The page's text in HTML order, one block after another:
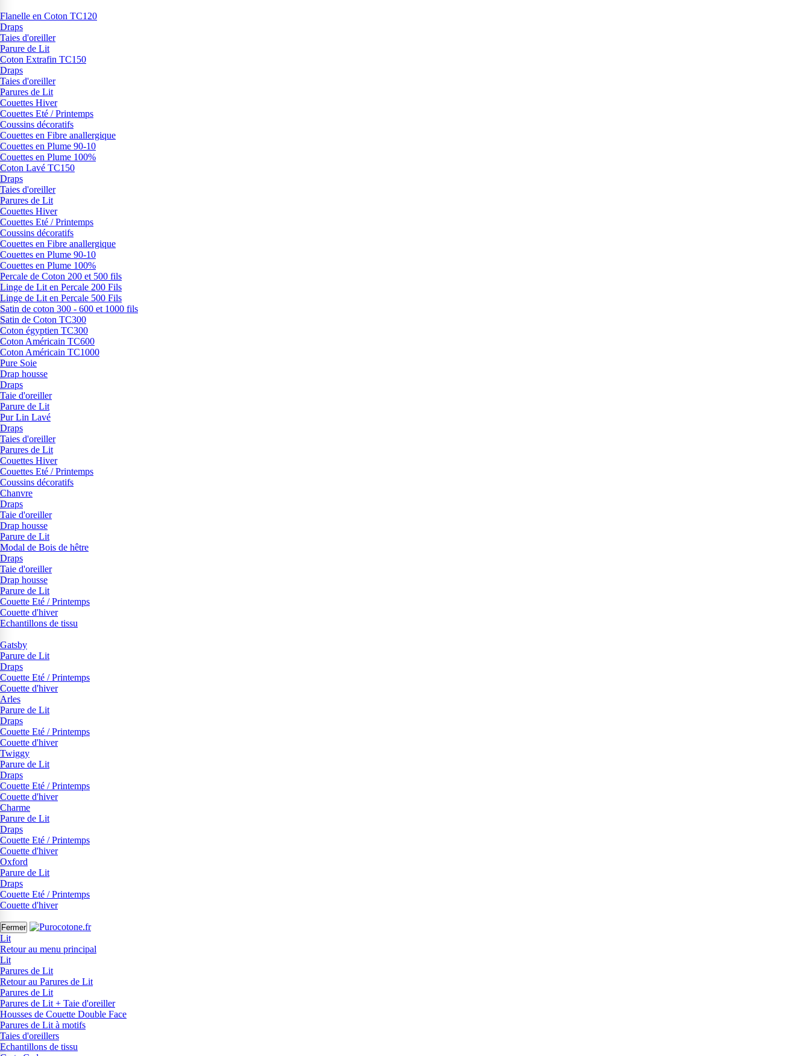
Flanelle en Coton TC120
Draps
Taies d'oreiller
Parure de Lit
Coton Extrafin TC150
Draps
Taies d'oreiller
Parures de Lit
Couettes Hiver
Couettes Eté / Printemps
Coussins décoratifs
Couettes en Fibre anallergique
Couettes en Plume 90-10
Couettes en Plume 100%
Coton Lavé TC150
Draps
Taies d'oreiller
Parures de Lit
Couettes Hiver
Couettes Eté / Printemps
Coussins décoratifs
Couettes en Fibre anallergique
Couettes en Plume 90-10
Couettes en Plume 100%
Percale de Coton 200 et 500 fils
Linge de Lit en Percale 200 Fils
Linge de Lit en Percale 500 Fils
Satin de coton 300 - 600 et 1000 fils
Satin de Coton TC300
Coton égyptien TC300
Coton Américain TC600
Coton Américain TC1000
Pure Soie
Drap housse
Draps
Taie d'oreiller
Parure de Lit
Pur Lin Lavé
Draps
Taies d'oreiller
Parures de Lit
Couettes Hiver
Couettes Eté / Printemps
Coussins décoratifs
Chanvre
Draps
Taie d'oreiller
Drap housse
Parure de Lit
Modal de Bois de hêtre
Draps
Taie d'oreiller
Drap housse
Parure de Lit
Couette Eté / Printemps
Couette d'hiver
Echantillons de tissu
Gatsby
Parure de Lit
Draps
Couette Eté / Printemps
Couette d'hiver
Arles
Parure de Lit
Draps
Couette Eté / Printemps
Couette d'hiver
Twiggy
Parure de Lit
Draps
Couette Eté / Printemps
Couette d'hiver
Charme
Parure de Lit
Draps
Couette Eté / Printemps
Couette d'hiver
Oxford
Parure de Lit
Draps
Couette Eté / Printemps
Couette d'hiver
Fermer
Lit
Retour au menu principal
Lit
Parures de Lit
Retour au Parures de Lit
Parures de Lit
Parures de Lit + Taie d'oreiller
Housses de Couette Double Face
Parures de Lit à motifs
Taies d'oreillers
Echantillons de tissu